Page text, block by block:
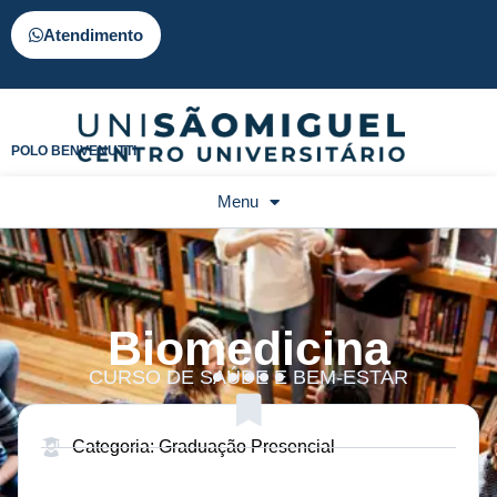
Atendimento
POLO BENVENUTTI
Menu
Biomedicina
CURSO DE SAÚDE E BEM-ESTAR
Categoria: Graduação Presencial